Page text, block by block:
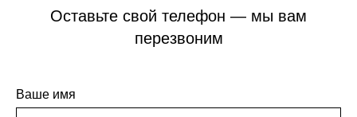
Оставьте свой телефон — мы вам
перезвоним
Ваше имя